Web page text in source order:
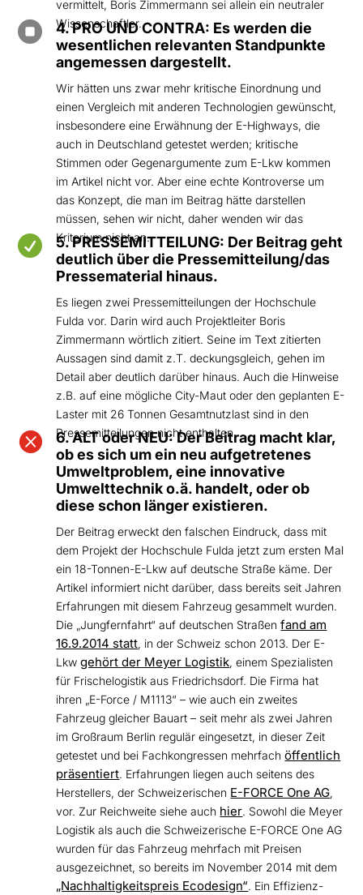
vermittelt, Boris Zimmermann sei allein ein neutraler
Wissenschaftler.

4. PRO UND CONTRA: Es werden die
wesentlichen relevanten Standpunkte
angemessen dargestellt.
Wir hätten uns zwar mehr kritische Einordnung und
einen Vergleich mit anderen Technologien gewünscht,
insbesondere eine Erwähnung der E-Highways, die
auch in Deutschland getestet werden; kritische
Stimmen oder Gegenargumente zum E-Lkw kommen
im Artikel nicht vor. Aber eine echte Kontroverse um
das Konzept, die man im Beitrag hätte darstellen
müssen, sehen wir nicht, daher wenden wir das
Kriterium nicht an.

5. PRESSEMITTEILUNG: Der Beitrag geht
deutlich über die Pressemitteilung/das
Pressematerial hinaus.
Es liegen zwei Pressemitteilungen der Hochschule
Fulda vor. Darin wird auch Projektleiter Boris
Zimmermann wörtlich zitiert. Seine im Text zitierten
Aussagen sind damit z.T. deckungsgleich, gehen im
Detail aber deutlich darüber hinaus. Auch die Hinweise
z.B. auf eine mögliche City-Maut oder den geplanten E-
Laster mit 26 Tonnen Gesamtnutzlast sind in den
Pressemitteilungen nicht enthalten.

6. ALT oder NEU: Der Beitrag macht klar,
ob es sich um ein neu aufgetretenes
Umweltproblem, eine innovative
Umwelttechnik o.ä. handelt, oder ob
diese schon länger existieren.
Der Beitrag erweckt den falschen Eindruck, dass mit
dem Projekt der Hochschule Fulda jetzt zum ersten Mal
ein 18-Tonnen-E-Lkw auf deutsche Straße käme. Der
Artikel informiert nicht darüber, dass bereits seit Jahren
Erfahrungen mit diesem Fahrzeug gesammelt wurden.
Die „Jungfernfahrt“ auf deutschen Straßenfand am
16.9.2014 statt, in der Schweiz schon 2013. Der E-
Lkwgehört der Meyer Logistik, einem Spezialisten
für Frischelogistik aus Friedrichsdorf. Die Firma hat
ihren „E-Force / M1113“ – wie auch ein zweites
Fahrzeug gleicher Bauart – seit mehr als zwei Jahren
im Großraum Berlin regulär eingesetzt, in dieser Zeit
getestet und bei Fachkongressen mehrfachöffentlich
präsentiert. Erfahrungen liegen auch seitens des
Herstellers, der Schweizerischen E-FORCE One AG,
vor. Zur Reichweite siehe auch hier. Sowohl die Meyer
Logistik als auch die Schweizerische E-FORCE One AG
wurden für das Fahrzeug mehrfach mit Preisen
ausgezeichnet, so bereits im November 2014 mit dem
„Nachhaltigkeitspreis Ecodesign“. Ein Effizienz-